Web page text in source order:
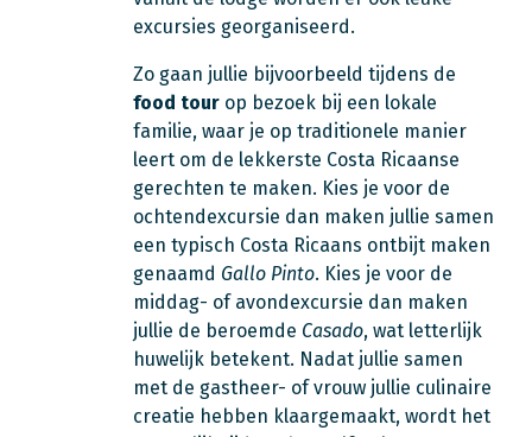
excursies georganiseerd.
Zo gaan jullie bijvoorbeeld tijdens de
food tour op bezoek bij een lokale
familie, waar je op traditionele manier
leert om de lekkerste Costa Ricaanse
gerechten te maken. Kies je voor de
ochtendexcursie dan maken jullie samen
een typisch Costa Ricaans ontbijt maken
genaamd Gallo Pinto. Kies je voor de
middag- of avondexcursie dan maken
jullie de beroemde Casado, wat letterlijk
huwelijk betekent. Nadat jullie samen
met de gastheer- of vrouw jullie culinaire
creatie hebben klaargemaakt, wordt het